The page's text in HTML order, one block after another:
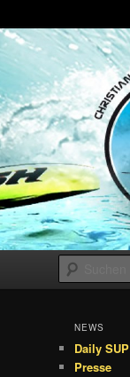
NEWS
Daily SUP
Presse